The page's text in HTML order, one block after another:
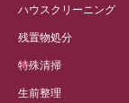
ハウスクリーニング
残置物処分
特殊清掃
生前整理